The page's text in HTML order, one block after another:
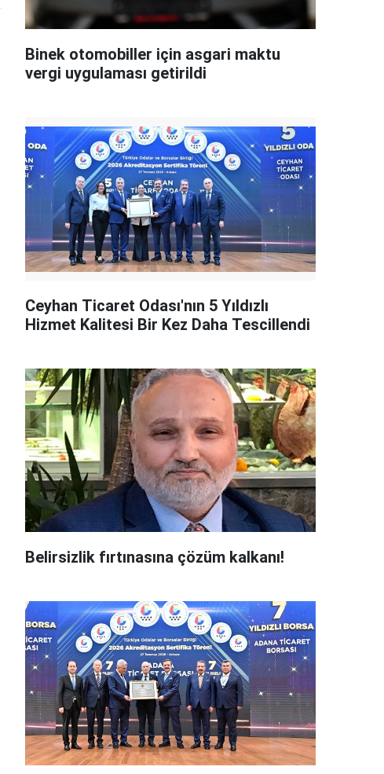
Binek otomobiller için asgari maktu
vergi uygulaması getirildi
Ceyhan Ticaret Odası'nın 5 Yıldızlı
Hizmet Kalitesi Bir Kez Daha Tescillendi
Belirsizlik fırtınasına çözüm kalkanı!